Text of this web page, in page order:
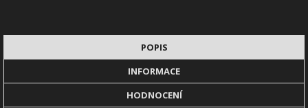
POPIS
INFORMACE
HODNOCENÍ